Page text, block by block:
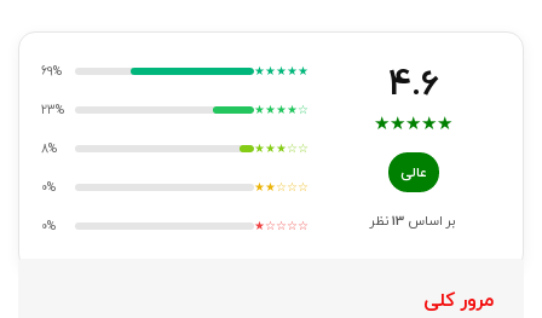
4.6
★
★
★
★
★
عالی
بر اساس 13نظر
★★★★★
69%
★★★★☆
23%
★★★☆☆
8%
★★☆☆☆
0%
★☆☆☆☆
0%
مرور کلی